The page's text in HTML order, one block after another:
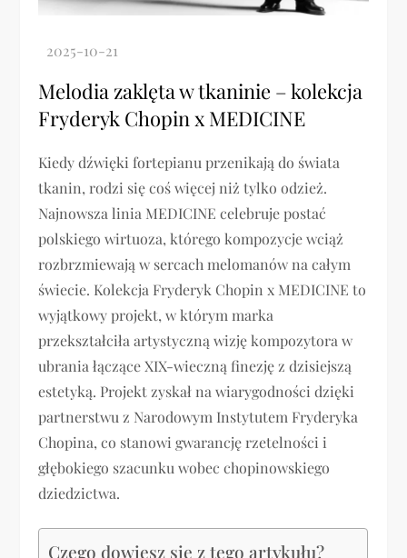
Melodia zaklęta w tkaninie – kolekcja
Fryderyk Chopin x MEDICINE
Kiedy dźwięki fortepianu przenikają do świata
tkanin, rodzi się coś więcej niż tylko odzież.
Najnowsza linia MEDICINE celebruje postać
polskiego wirtuoza, którego kompozycje wciąż
rozbrzmiewają w sercach melomanów na całym
świecie. Kolekcja Fryderyk Chopin x MEDICINE to
wyjątkowy projekt, w którym marka
przekształciła artystyczną wizję kompozytora w
ubrania łączące XIX-wieczną finezję z dzisiejszą
estetyką. Projekt zyskał na wiarygodności dzięki
partnerstwu z Narodowym Instytutem Fryderyka
Chopina, co stanowi gwarancję rzetelności i
głębokiego szacunku wobec chopinowskiego
dziedzictwa.
Czego dowiesz się z tego artykułu?